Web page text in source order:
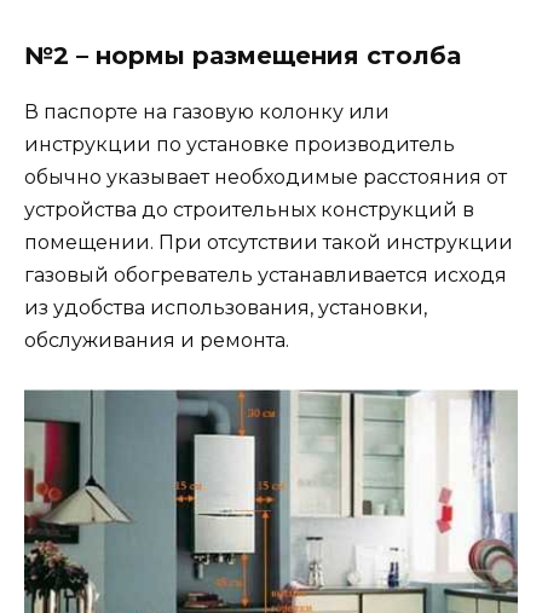
№2 – нормы размещения столба
В паспорте на газовую колонку или
инструкции по установке производитель
обычно указывает необходимые расстояния от
устройства до строительных конструкций в
помещении. При отсутствии такой инструкции
газовый обогреватель устанавливается исходя
из удобства использования, установки,
обслуживания и ремонта.